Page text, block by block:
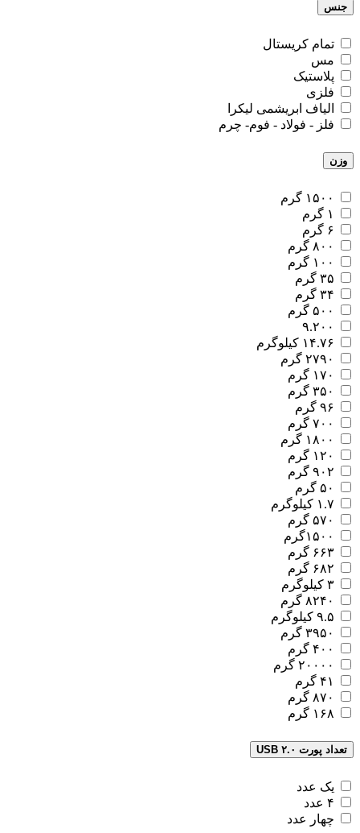
جنس
تمام کریستال
مس
پلاستیک
فلزی
الیاف ابریشمی لیکرا
فلز - فولاد - فوم- چرم
وزن
۱۵۰۰ گرم
۱ گرم
۶ گرم
۸۰۰ گرم
۱۰۰ گرم
۳۵ گرم
۳۴ گرم
۵۰۰ گرم
۹.۲۰۰
۱۴.۷۶ کیلوگرم
۲۷۹۰ گرم
۱۷۰ گرم
۳۵۰ گرم
۹۶ گرم
۷۰۰ گرم
۱۸۰۰ گرم
۱۲۰ گرم
۹۰۲ گرم
۵۰ گرم
۱.۷ کیلوگرم
۵۷۰ گرم
۱۵۰۰گرم
۶۶۳ گرم
۶۸۲ گرم
۳ کیلوگرم
۸۲۴۰ گرم
۹.۵ کیلوگرم
۳۹۵۰ گرم
۴۰۰ گرم
۲۰۰۰۰ گرم
۴۱ گرم
۸۷۰ گرم
۱۶۸ گرم
تعداد پورت USB ۲.۰
یک عدد
۴ عدد
چهار عدد